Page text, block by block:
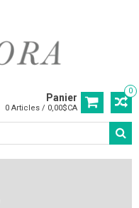
0
Panier
0 Articles / 0,00$CA